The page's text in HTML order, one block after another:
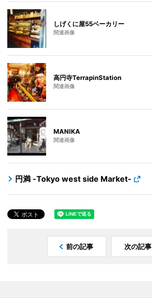
しげくに屋55ベーカリー
関連画像
高円寺TerrapinStation
関連画像
MANIKA
関連画像
円満 -Tokyo west side Market-
前の記事 次の記事